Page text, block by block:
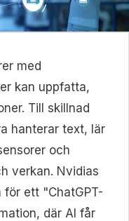
med
kan uppfatta,
Till skillnad
hanterar text, lär
och
verkan. Nvidias
för ett "ChatGPT-
där AI får